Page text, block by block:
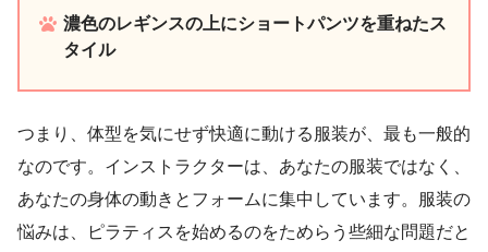
濃色のレギンスの上にショートパンツを重ねたス
タイル
つまり、体型を気にせず快適に動ける服装が、最も一般的
なのです。インストラクターは、あなたの服装ではなく、
あなたの身体の動きとフォームに集中しています。服装の
悩みは、ピラティスを始めるのをためらう些細な問題だと